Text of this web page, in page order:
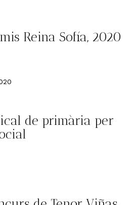
Reina Sofía, 2020
de primària per